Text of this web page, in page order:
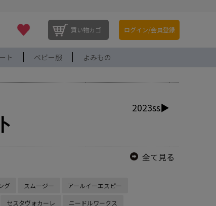
買い物カゴ ログイン/会員登録
ト ベビー服 よみもの
2023ss▶
全て見る
グ スムージー
アールイーエスピー
セスタヴォカーレ
ニードルワークス